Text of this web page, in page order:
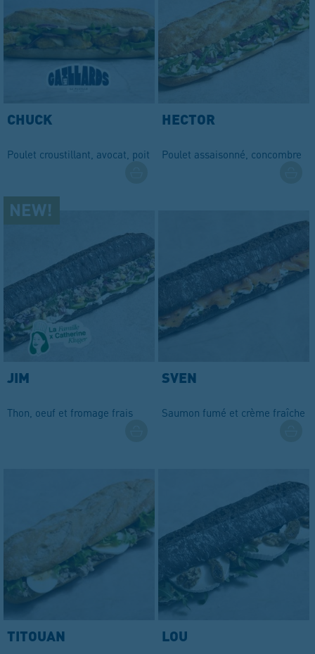
CHUCK
Poulet croustillant, avocat, poitrine fumée et cornichon aigre doux.
HECTOR
Poulet assaisonné, concombre
JIM
Thon, oeuf et fromage frais
SVEN
Saumon fumé et crème fraîche
TITOUAN LOU